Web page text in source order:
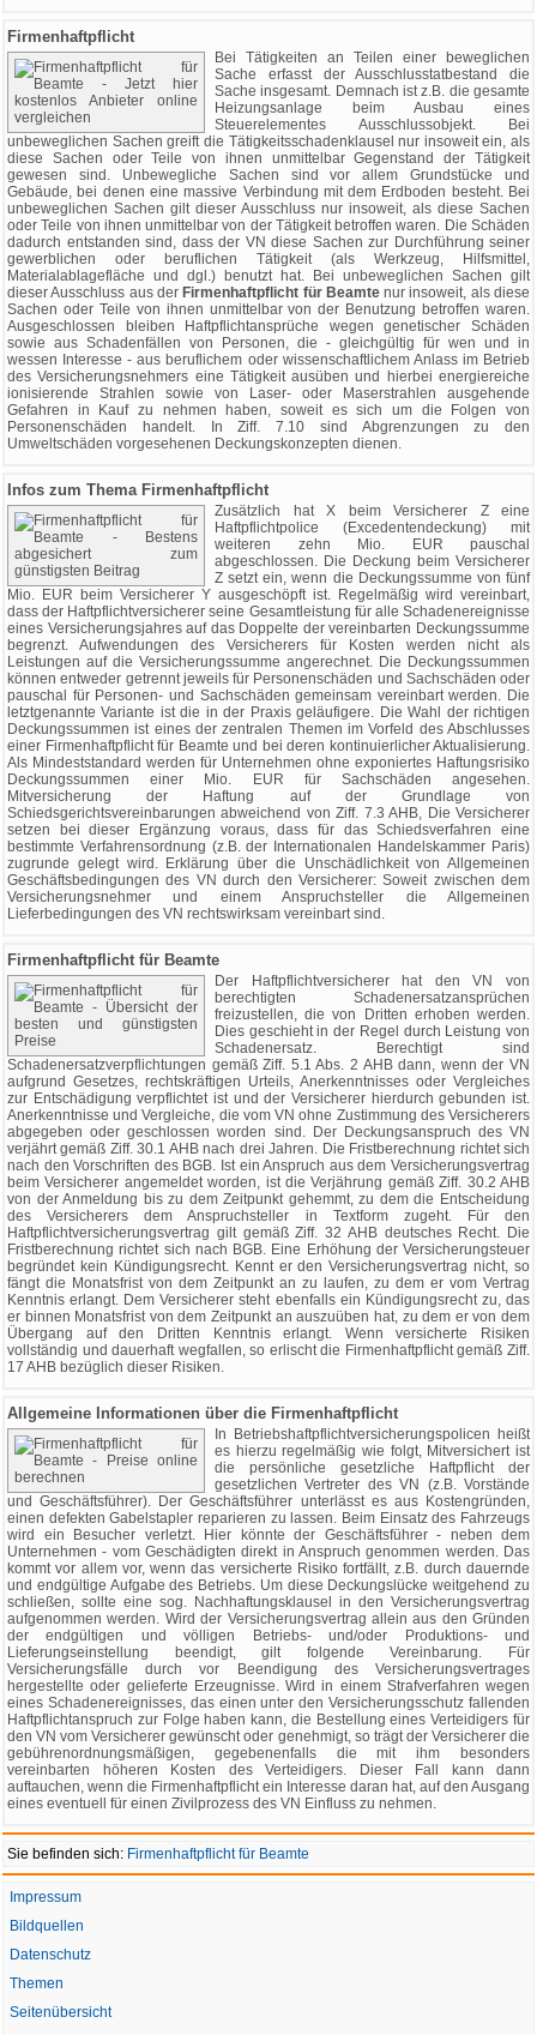
Firmenhaftpflicht
Bei Tätigkeiten an Teilen einer beweglichen
Sache erfasst der Ausschlusstatbestand die
Sache insgesamt. Demnach ist z.B. die gesamte
Heizungsanlage beim Ausbau eines
Steuerelementes Ausschlussobjekt. Bei
unbeweglichen Sachen greift die Tätigkeitsschadenklausel nur insoweit ein, als
diese Sachen oder Teile von ihnen unmittelbar Gegenstand der Tätigkeit
gewesen sind. Unbewegliche Sachen sind vor allem Grundstücke und
Gebäude, bei denen eine massive Verbindung mit dem Erdboden besteht. Bei
unbeweglichen Sachen gilt dieser Ausschluss nur insoweit, als diese Sachen
oder Teile von ihnen unmittelbar von der Tätigkeit betroffen waren. Die Schäden
dadurch entstanden sind, dass der VN diese Sachen zur Durchführung seiner
gewerblichen oder beruflichen Tätigkeit (als Werkzeug, Hilfsmittel,
Materialablagefläche und dgl.) benutzt hat. Bei unbeweglichen Sachen gilt
dieser Ausschluss aus der Firmenhaftpflicht für Beamtenur insoweit, als diese
Sachen oder Teile von ihnen unmittelbar von der Benutzung betroffen waren.
Ausgeschlossen bleiben Haftpflichtansprüche wegen genetischer Schäden
sowie aus Schadenfällen von Personen, die - gleichgültig für wen und in
wessen Interesse - aus beruflichem oder wissenschaftlichem Anlass im Betrieb
des Versicherungsnehmers eine Tätigkeit ausüben und hierbei energiereiche
ionisierende Strahlen sowie von Laser- oder Maserstrahlen ausgehende
Gefahren in Kauf zu nehmen haben, soweit es sich um die Folgen von
Personenschäden handelt. In Ziff. 7.10 sind Abgrenzungen zu den
Umweltschäden vorgesehenen Deckungskonzepten dienen.
Infos zum Thema Firmenhaftpflicht
Zusätzlich hat X beim Versicherer Z eine
Haftpflichtpolice (Excedentendeckung) mit
weiteren zehn Mio. EUR pauschal
abgeschlossen. Die Deckung beim Versicherer
Z setzt ein, wenn die Deckungssumme von fünf
Mio. EUR beim Versicherer Y ausgeschöpft ist. Regelmäßig wird vereinbart,
dass der Haftpflichtversicherer seine Gesamtleistung für alle Schadenereignisse
eines Versicherungsjahres auf das Doppelte der vereinbarten Deckungssumme
begrenzt. Aufwendungen des Versicherers für Kosten werden nicht als
Leistungen auf die Versicherungssumme angerechnet. Die Deckungssummen
können entweder getrennt jeweils für Personenschäden und Sachschäden oder
pauschal für Personen- und Sachschäden gemeinsam vereinbart werden. Die
letztgenannte Variante ist die in der Praxis geläufigere. Die Wahl der richtigen
Deckungssummen ist eines der zentralen Themen im Vorfeld des Abschlusses
einer Firmenhaftpflicht für Beamte und bei deren kontinuierlicher Aktualisierung.
Als Mindeststandard werden für Unternehmen ohne exponiertes Haftungsrisiko
Deckungssummen einer Mio. EUR für Sachschäden angesehen.
Mitversicherung der Haftung auf der Grundlage von
Schiedsgerichtsvereinbarungen abweichend von Ziff. 7.3 AHB, Die Versicherer
setzen bei dieser Ergänzung voraus, dass für das Schiedsverfahren eine
bestimmte Verfahrensordnung (z.B. der Internationalen Handelskammer Paris)
zugrunde gelegt wird. Erklärung über die Unschädlichkeit von Allgemeinen
Geschäftsbedingungen des VN durch den Versicherer: Soweit zwischen dem
Versicherungsnehmer und einem Anspruchsteller die Allgemeinen
Lieferbedingungen des VN rechtswirksam vereinbart sind.
Firmenhaftpflicht für Beamte
Der Haftpflichtversicherer hat den VN von
berechtigten Schadenersatzansprüchen
freizustellen, die von Dritten erhoben werden.
Dies geschieht in der Regel durch Leistung von
Schadenersatz. Berechtigt sind
Schadenersatzverpflichtungen gemäß Ziff. 5.1 Abs. 2 AHB dann, wenn der VN
aufgrund Gesetzes, rechtskräftigen Urteils, Anerkenntnisses oder Vergleiches
zur Entschädigung verpflichtet ist und der Versicherer hierdurch gebunden ist.
Anerkenntnisse und Vergleiche, die vom VN ohne Zustimmung des Versicherers
abgegeben oder geschlossen worden sind. Der Deckungsanspruch des VN
verjährt gemäß Ziff. 30.1 AHB nach drei Jahren. Die Fristberechnung richtet sich
nach den Vorschriften des BGB. Ist ein Anspruch aus dem Versicherungsvertrag
beim Versicherer angemeldet worden, ist die Verjährung gemäß Ziff. 30.2 AHB
von der Anmeldung bis zu dem Zeitpunkt gehemmt, zu dem die Entscheidung
des Versicherers dem Anspruchsteller in Textform zugeht. Für den
Haftpflichtversicherungsvertrag gilt gemäß Ziff. 32 AHB deutsches Recht. Die
Fristberechnung richtet sich nach BGB. Eine Erhöhung der Versicherungsteuer
begründet kein Kündigungsrecht. Kennt er den Versicherungsvertrag nicht, so
fängt die Monatsfrist von dem Zeitpunkt an zu laufen, zu dem er vom Vertrag
Kenntnis erlangt. Dem Versicherer steht ebenfalls ein Kündigungsrecht zu, das
er binnen Monatsfrist von dem Zeitpunkt an auszuüben hat, zu dem er von dem
Übergang auf den Dritten Kenntnis erlangt. Wenn versicherte Risiken
vollständig und dauerhaft wegfallen, so erlischt die Firmenhaftpflicht gemäß Ziff.
17 AHB bezüglich dieser Risiken.
Allgemeine Informationen über die Firmenhaftpflicht
In Betriebshaftpflichtversicherungspolicen heißt
es hierzu regelmäßig wie folgt, Mitversichert ist
die persönliche gesetzliche Haftpflicht der
gesetzlichen Vertreter des VN (z.B. Vorstände
und Geschäftsführer). Der Geschäftsführer unterlässt es aus Kostengründen,
einen defekten Gabelstapler reparieren zu lassen. Beim Einsatz des Fahrzeugs
wird ein Besucher verletzt. Hier könnte der Geschäftsführer - neben dem
Unternehmen - vom Geschädigten direkt in Anspruch genommen werden. Das
kommt vor allem vor, wenn das versicherte Risiko fortfällt, z.B. durch dauernde
und endgültige Aufgabe des Betriebs. Um diese Deckungslücke weitgehend zu
schließen, sollte eine sog. Nachhaftungsklausel in den Versicherungsvertrag
aufgenommen werden. Wird der Versicherungsvertrag allein aus den Gründen
der endgültigen und völligen Betriebs- und/oder Produktions- und
Lieferungseinstellung beendigt, gilt folgende Vereinbarung. Für
Versicherungsfälle durch vor Beendigung des Versicherungsvertrages
hergestellte oder gelieferte Erzeugnisse. Wird in einem Strafverfahren wegen
eines Schadenereignisses, das einen unter den Versicherungsschutz fallenden
Haftpflichtanspruch zur Folge haben kann, die Bestellung eines Verteidigers für
den VN vom Versicherer gewünscht oder genehmigt, so trägt der Versicherer die
gebührenordnungsmäßigen, gegebenenfalls die mit ihm besonders
vereinbarten höheren Kosten des Verteidigers. Dieser Fall kann dann
auftauchen, wenn die Firmenhaftpflicht ein Interesse daran hat, auf den Ausgang
eines eventuell für einen Zivilprozess des VN Einfluss zu nehmen.
Sie befinden sich: Firmenhaftpflicht für Beamte
Impressum
Bildquellen
Datenschutz
Themen
Seitenübersicht